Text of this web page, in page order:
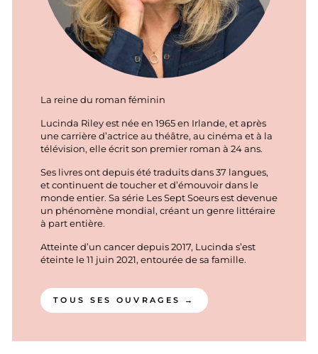
La reine du roman féminin
Lucinda Riley est née en 1965 en Irlande, et après
une carrière d’actrice au théâtre, au cinéma et à la
télévision, elle écrit son premier roman à 24 ans.
Ses livres ont depuis été traduits dans 37 langues,
et continuent de toucher et d’émouvoir dans le
monde entier. Sa série Les Sept Soeurs est devenue
un phénomène mondial, créant un genre littéraire
à part entière.
Atteinte d’un cancer depuis 2017, Lucinda s’est
éteinte le 11 juin 2021, entourée de sa famille.
TOUS SES OUVRAGES →